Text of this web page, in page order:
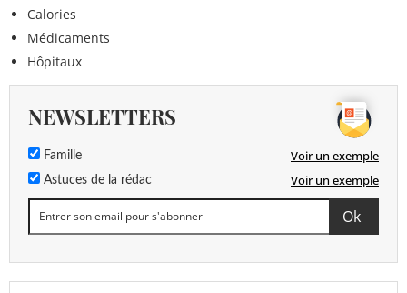
Calories
Médicaments
Hôpitaux
NEWSLETTERS
Famille Voir un exemple
Astuces de la rédac Voir un exemple